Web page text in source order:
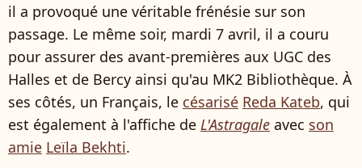
il a provoqué une véritable frénésie sur son
passage. Le même soir, mardi 7 avril, il a couru
pour assurer des avant-premières aux UGC des
Halles et de Bercy ainsi qu'au MK2 Bibliothèque. À
ses côtés, un Français, le césarisé Reda Kateb, qui
est également à l'affiche de L'Astragale avec son
amie Leïla Bekhti.